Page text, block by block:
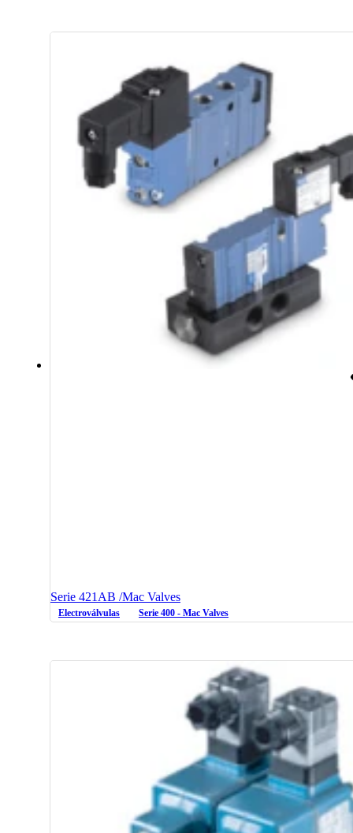
Serie 421AB /Mac Valves
Electroválvulas Serie 400 - Mac Valves